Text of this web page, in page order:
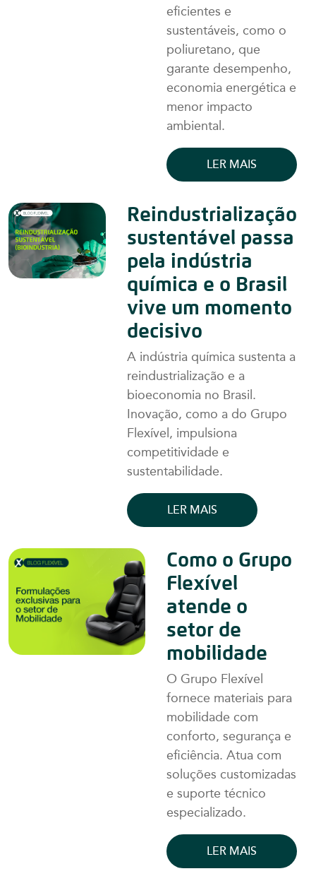
eficientes e
sustentáveis, como o
poliuretano, que
garante desempenho,
economia energética e
menor impacto
ambiental.
LER MAIS
Reindustrialização
sustentável passa
pela indústria
química e o Brasil
vive um momento
decisivo
A indústria química sustenta a
reindustrialização e a
bioeconomia no Brasil.
Inovação, como a do Grupo
Flexível, impulsiona
competitividade e
sustentabilidade.
LER MAIS
Como o Grupo
Flexível
atende o
setor de
mobilidade
O Grupo Flexível
fornece materiais para
mobilidade com
conforto, segurança e
eficiência. Atua com
soluções customizadas
e suporte técnico
especializado.
LER MAIS